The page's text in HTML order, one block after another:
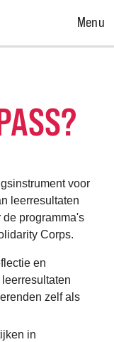
Open
Menu
voor
leerresultaten
programma's
Corps.
en
zelf als
in